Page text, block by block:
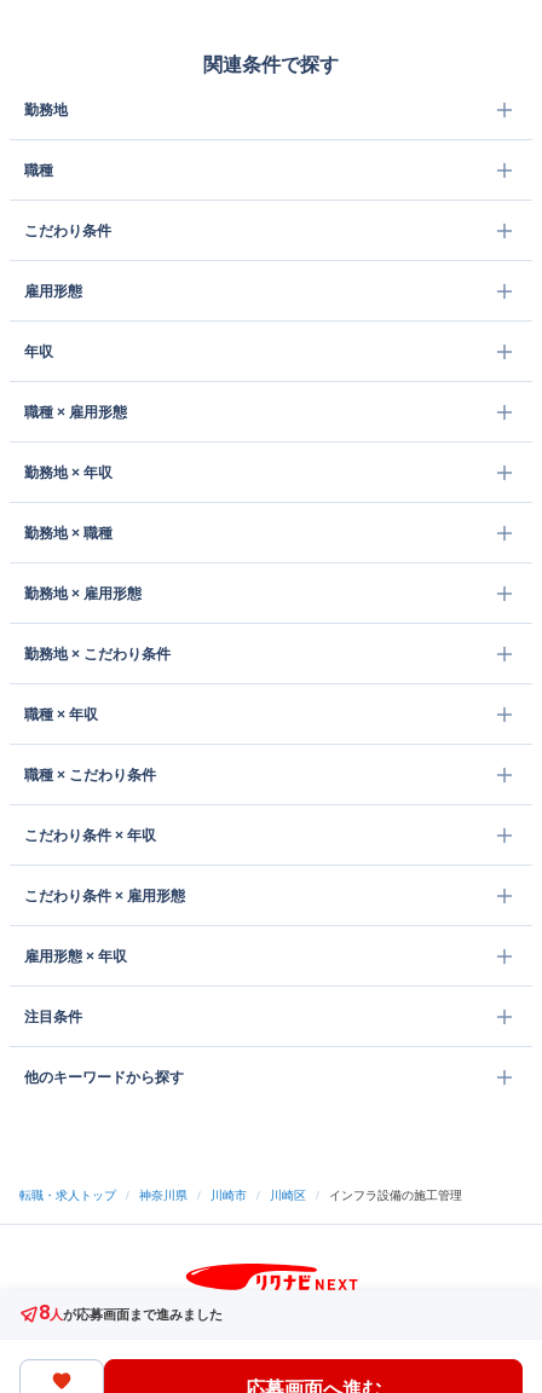
関連条件で探す
勤務地
職種
こだわり条件
雇用形態
年収
職種 × 雇用形態
勤務地 × 年収
勤務地 × 職種
勤務地 × 雇用形態
勤務地 × こだわり条件
職種 × 年収
職種 × こだわり条件
こだわり条件 × 年収
こだわり条件 × 雇用形態
雇用形態 × 年収
注目条件
他のキーワードから探す
8人が応募画面まで進みました
転職・求人トップ / 神奈川県 / 川崎市 / 川崎区 / インフラ設備の施工管理
応募画面へ進む
中途採用をご検討の企業様
ヘルプ・お問い合わせ